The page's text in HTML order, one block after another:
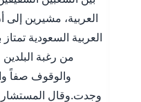
العربية، مشيرين إلى
العربية السعودية
من رغبة
والوقوف صفاً
وجدت.وقال